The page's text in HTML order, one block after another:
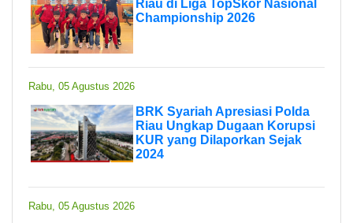
Riau di Liga TopSkor Nasional
Championship 2026
Rabu, 05 Agustus 2026
BRK Syariah Apresiasi Polda
Riau Ungkap Dugaan Korupsi
KUR yang Dilaporkan Sejak
2024
Rabu, 05 Agustus 2026